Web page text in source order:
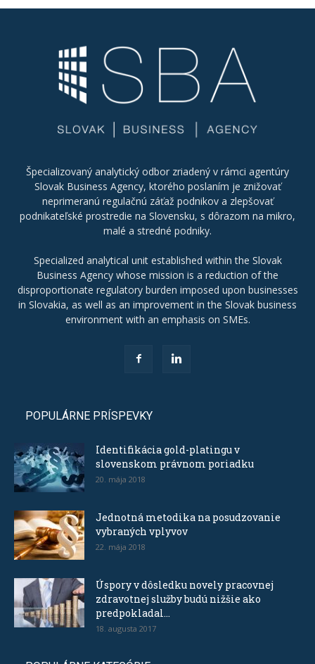
Špecializovaný analytický odbor zriadený v rámci agentúry
Slovak Business Agency, ktorého poslaním je znižovať
neprimeranú regulačnú záťaž podnikov a zlepšovať
podnikateľské prostredie na Slovensku, s dôrazom na mikro,
malé a stredné podniky.
Specialized analytical unit established within the Slovak
Business Agency whose mission is a reduction of the
disproportionate regulatory burden imposed upon businesses
in Slovakia, as well as an improvement in the Slovak business
environment with an emphasis on SMEs.
POPULÁRNE PRÍSPEVKY
Identifikácia gold-platingu v
slovenskom právnom poriadku
20. mája 2018
Jednotná metodika na posudzovanie
vybraných vplyvov
22. mája 2018
Úspory v dôsledku novely pracovnej
zdravotnej služby budú nižšie ako
predpokladal...
18. augusta 2017